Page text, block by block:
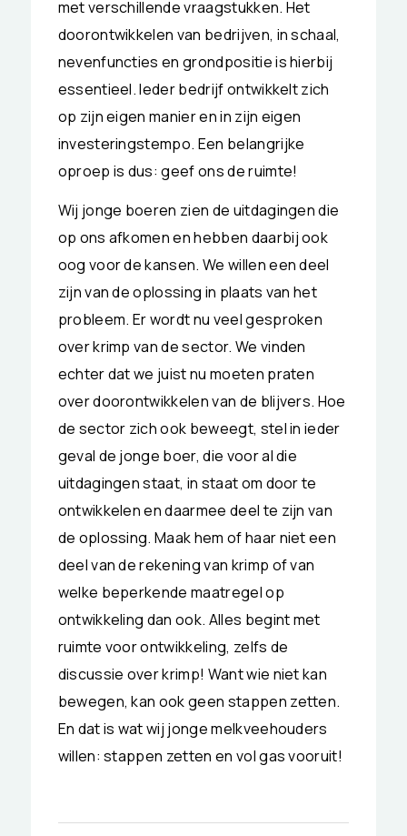
met verschillende vraagstukken. Het
doorontwikkelen van bedrijven, in schaal,
nevenfuncties en grondpositie is hierbij
essentieel. Ieder bedrijf ontwikkelt zich
op zijn eigen manier en in zijn eigen
investeringstempo. Een belangrijke
oproep is dus: geef ons de ruimte!
Wij jonge boeren zien de uitdagingen die
op ons afkomen en hebben daarbij ook
oog voor de kansen. We willen een deel
zijn van de oplossing in plaats van het
probleem. Er wordt nu veel gesproken
over krimp van de sector. We vinden
echter dat we juist nu moeten praten
over doorontwikkelen van de blijvers. Hoe
de sector zich ook beweegt, stel in ieder
geval de jonge boer, die voor al die
uitdagingen staat, in staat om door te
ontwikkelen en daarmee deel te zijn van
de oplossing. Maak hem of haar niet een
deel van de rekening van krimp of van
welke beperkende maatregel op
ontwikkeling dan ook. Alles begint met
ruimte voor ontwikkeling, zelfs de
discussie over krimp! Want wie niet kan
bewegen, kan ook geen stappen zetten.
En dat is wat wij jonge melkveehouders
willen: stappen zetten en vol gas vooruit!